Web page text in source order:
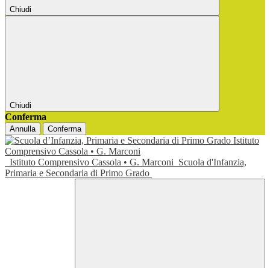
Chiudi
Chiudi
Conferma
Annulla Conferma
Istituto Comprensivo Cassola • G. Marconi Scuola d'Infanzia,
Primaria e Secondaria di Primo Grado